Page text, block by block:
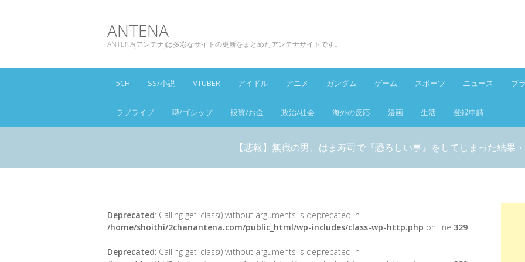
ANTENA
ANTENA(アンテナ)は多彩なサイトの更新をまとめたアンテナサイトです。
5CH SS/小説 VTUBER アイドル アニメ ガンダム ゲーム スポーツ ニュース プ
ラブライブ 噂/ゴシップ 投資/お金 政治/社会 海外の反応 漫画 生活 登録申請
【悲報】無職の男、はま寿司で『恐ろしい事』をしてしまった結果・
Deprecated: Calling get_class() without arguments is deprecated in
/home/shoithi/2chanantena.com/public_html/wp-includes/class-wp-http.php on line 329
Deprecated: Calling get_class() without arguments is deprecated in